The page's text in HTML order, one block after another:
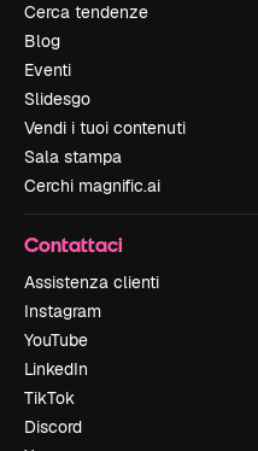
Cerca tendenze
Blog
Eventi
Slidesgo
Vendi i tuoi contenuti
Sala stampa
Cerchi magnific.ai
Contattaci
Assistenza clienti
Instagram
YouTube
LinkedIn
TikTok
Discord